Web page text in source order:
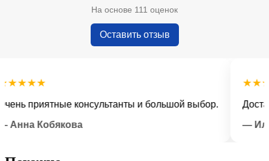
На основе 111 оценок
Оставить отзыв
приятные консультанты и большой выбор.
Кобякова
— Илья